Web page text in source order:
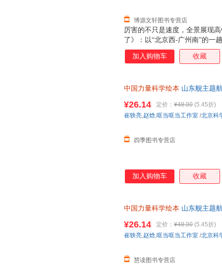
厉害的不只是速度，全景展现
了》：以“北京西-广州南”的一
中国高铁的车体设计、站台设
《高铁开工了》：通过一条高
讲述了“复兴号”的运营、检修
升空了》：本书以神舟飞船升
信、返回着陆等有关知识。 《
博源文轩图书专营店
加入购物车 收藏
中国力量科学绘本 山东舰主题
¥26.14 定价： ¥48.00 (5.45折)
四季图书专营店
崔轶亮,赵焓,哐当哐当工作室 /北京科
加入购物车 收藏
中国力量科学绘本 山东舰主题
¥26.14 定价： ¥48.00 (5.45折)
慧读图书专营店
崔轶亮,赵焓,哐当哐当工作室 /北京科